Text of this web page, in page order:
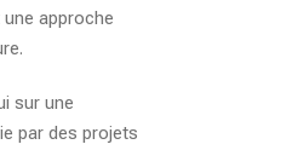
approche
sur une
par des projets